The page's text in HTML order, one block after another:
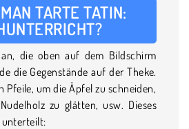
TARTE TATIN:
die oben auf dem Bildschirm
die Gegenstände auf der Theke.
Pfeile, um die Äpfel zu schneiden,
zu glätten, usw. Dieses
unterteilt: